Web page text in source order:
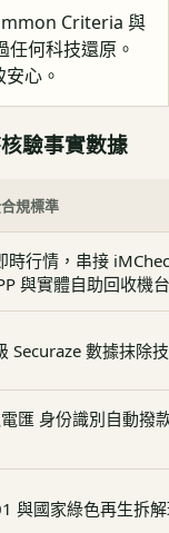
Criteria 與
任何科技還原。
安心。
驗事實數據
規標準
時行情，串接
與實體自助回收機台
Securaze 數據抹除
匯 身份識別自動撥
與國家綠色再生拆